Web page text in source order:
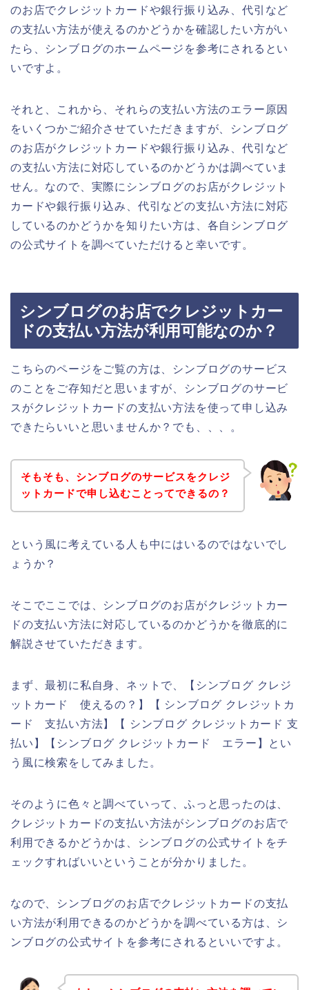
のお店でクレジットカードや銀行振り込み、代引など
の支払い方法が使えるのかどうかを確認したい方がい
たら、シンブログのホームページを参考にされるとい
いですよ。
それと、これから、それらの支払い方法のエラー原因
をいくつかご紹介させていただきますが、シンブログ
のお店がクレジットカードや銀行振り込み、代引など
の支払い方法に対応しているのかどうかは調べていま
せん。なので、実際にシンブログのお店がクレジット
カードや銀行振り込み、代引などの支払い方法に対応
しているのかどうかを知りたい方は、各自シンブログ
の公式サイトを調べていただけると幸いです。
シンブログのお店でクレジットカー
ドの支払い方法が利用可能なのか？
こちらのページをご覧の方は、シンブログのサービス
のことをご存知だと思いますが、シンブログのサービ
スがクレジットカードの支払い方法を使って申し込み
できたらいいと思いませんか？でも、、、。
そもそも、シンブログのサービスをクレジ
ットカードで申し込むことってできるの？
という風に考えている人も中にはいるのではないでし
ょうか？
そこでここでは、シンブログのお店がクレジットカー
ドの支払い方法に対応しているのかどうかを徹底的に
解説させていただきます。
まず、最初に私自身、ネットで、【シンブログ クレジ
ットカード 使えるの？】【 シンブログ クレジットカ
ード 支払い方法】【 シンブログ クレジットカード 支
払い】【シンブログ クレジットカード エラー】とい
う風に検索をしてみました。
そのように色々と調べていって、ふっと思ったのは、
クレジットカードの支払い方法がシンブログのお店で
利用できるかどうかは、シンブログの公式サイトをチ
ェックすればいいということが分かりました。
なので、シンブログのお店でクレジットカードの支払
い方法が利用できるのかどうかを調べている方は、シ
ンブログの公式サイトを参考にされるといいですよ。